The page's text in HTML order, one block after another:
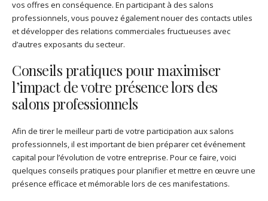
vos offres en conséquence. En participant à des salons
professionnels, vous pouvez également nouer des contacts utiles
et développer des relations commerciales fructueuses avec
d’autres exposants du secteur.
Conseils pratiques pour maximiser
l’impact de votre présence lors des
salons professionnels
Afin de tirer le meilleur parti de votre participation aux salons
professionnels, il est important de bien préparer cet événement
capital pour l’évolution de votre entreprise. Pour ce faire, voici
quelques conseils pratiques pour planifier et mettre en œuvre une
présence efficace et mémorable lors de ces manifestations.